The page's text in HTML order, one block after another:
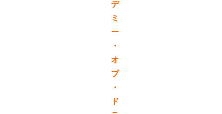
デ
ミ
ー
・
オ
ブ
・
ド